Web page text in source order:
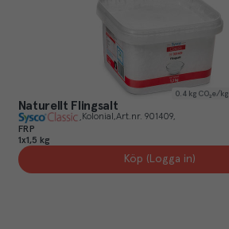
0.4 kg CO₂e/kg
Naturellt Flingsalt
Kolonial Art.nr. 901409
FRP
1x1,5 kg
Köp (Logga in)